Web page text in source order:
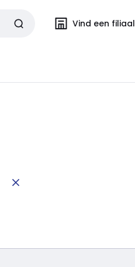
Vind een filiaal
filters wissen